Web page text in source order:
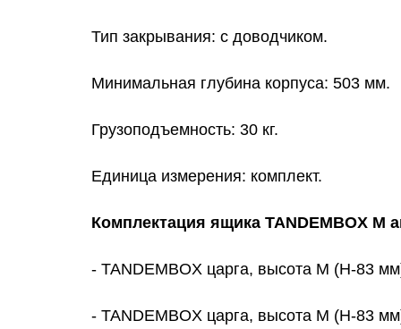
Тип закрывания: c доводчиком.
Минимальная глубина корпуса: 503 мм.
Грузоподъемность: 30 кг.
Единица измерения: комплект.
Комплектация ящика TANDEMBOX M
- TANDEMBOX царга, высота M (Н-83
- TANDEMBOX царга, высота M (Н-83